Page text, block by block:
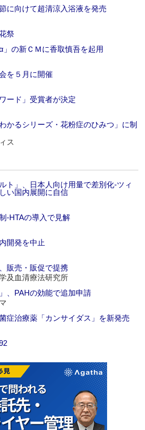
に向けて超清涼入浴液を発売
祭
」の新ＣＭに香取慎吾を起用
を５月に開催
ード」受賞者が決定
かるシリーズ・花粉症のひみつ」に制
ス
ト」、日本人向け用量で差別化‐ツィ
い国内展開に自信
‐HTAの導入で見解
開発を中止
販売・販促で提携
及血清療法研究所
、PAHの効能で追加申請
症治療薬「カンサイダス」を新発売